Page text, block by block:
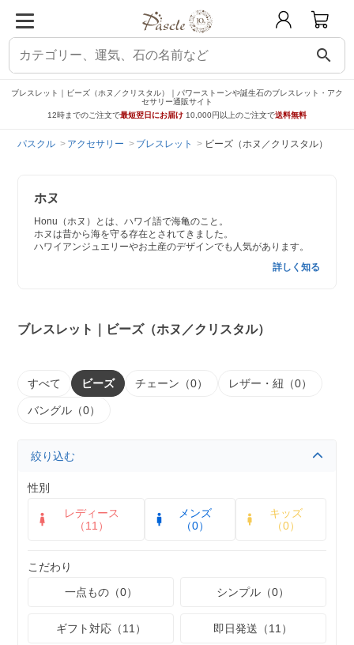
search
ブレスレット｜ビーズ（ホヌ／クリスタル）｜パワーストーンや誕生石のブレスレット・アク
セサリー通販サイト
12時までのご注文で最短翌日にお届け 10,000円以上のご注文で送料無料
パスクル アクセサリー ブレスレット ビーズ（ホヌ／クリスタル）
ホヌ
Honu（ホヌ）とは、ハワイ語で海亀のこと。
ホヌは昔から海を守る存在とされてきました。
ハワイアンジュエリーやお土産のデザインでも人気があります。
詳しく知る
ブレスレット｜ビーズ（ホヌ／クリスタル）
すべて ビーズ チェーン（0） レザー・紐（0）
バングル（0）
絞り込む
性別
レディース
（11）
メンズ
（0）
キッズ
（0）
こだわり
一点もの（0）
シンプル（0）
ギフト対応（11） 即日発送（11）